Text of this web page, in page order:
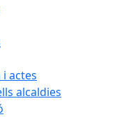
actes
alcaldies